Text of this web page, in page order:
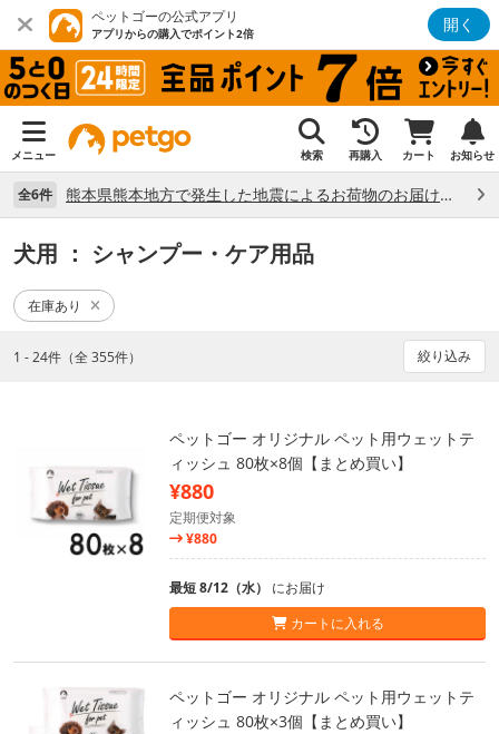
ペットゴーの公式アプリ
アプリからの購入でポイント2倍 開く
メニュー 検索 再購入 カート お知らせ
全6件 熊本県熊本地方で発生した地震によるお荷物のお届け状況について （7/28）
犬用 ： シャンプー・ケア用品
在庫あり
1 - 24件（全 355件） 絞り込み
ペットゴー オリジナル ペット用ウェットテ
ィッシュ 80枚×8個【まとめ買い】
¥880
定期便対象
¥880
最短 8/12（水） にお届け
カートに入れる
ペットゴー オリジナル ペット用ウェットテ
ィッシュ 80枚×3個【まとめ買い】